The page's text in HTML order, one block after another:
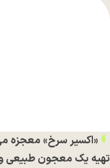
«اکسیر سرخ» معجزه
تهیه یک معجون طبیعی و